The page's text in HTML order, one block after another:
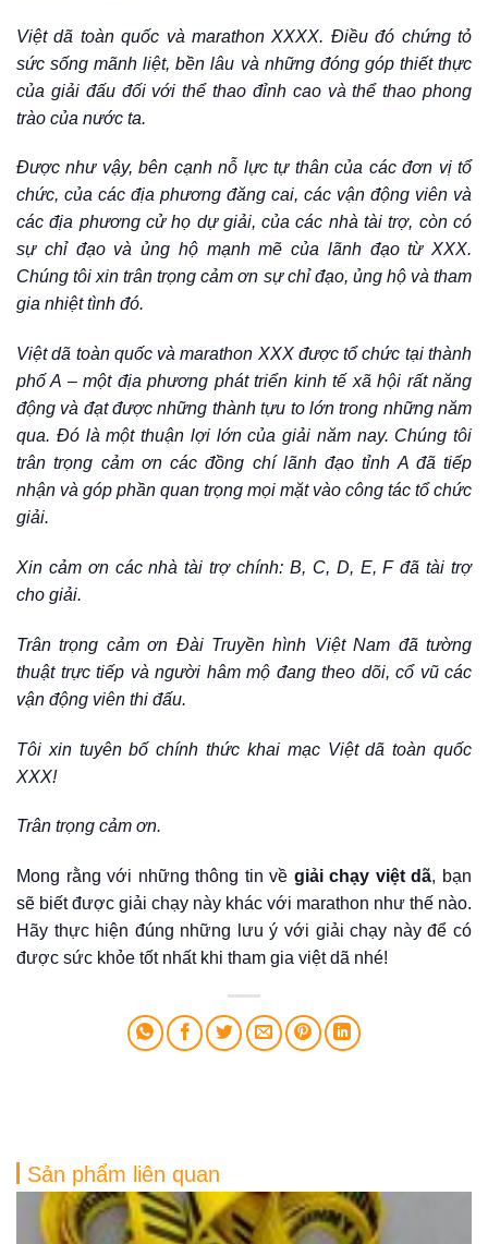
Việt dã toàn quốc và marathon XXXX. Điều đó chứng tỏ
sức sống mãnh liệt, bền lâu và những đóng góp thiết thực
của giải đấu đối với thể thao đỉnh cao và thể thao phong
trào của nước ta.
Được như vậy, bên cạnh nỗ lực tự thân của các đơn vị tổ
chức, của các địa phương đăng cai, các vận động viên và
các địa phương cử họ dự giải, của các nhà tài trợ, còn có
sự chỉ đạo và ủng hộ mạnh mẽ của lãnh đạo từ XXX.
Chúng tôi xin trân trọng cảm ơn sự chỉ đạo, ủng hộ và tham
gia nhiệt tình đó.
Việt dã toàn quốc và marathon XXX được tổ chức tại thành
phố A – một địa phương phát triển kinh tế xã hội rất năng
động và đạt được những thành tựu to lớn trong những năm
qua. Đó là một thuận lợi lớn của giải năm nay. Chúng tôi
trân trọng cảm ơn các đồng chí lãnh đạo tỉnh A đã tiếp
nhận và góp phần quan trọng mọi mặt vào công tác tổ chức
giải.
Xin cảm ơn các nhà tài trợ chính: B, C, D, E, F đã tài trợ
cho giải.
Trân trọng cảm ơn Đài Truyền hình Việt Nam đã tường
thuật trực tiếp và người hâm mộ đang theo dõi, cổ vũ các
vận động viên thi đấu.
Tôi xin tuyên bố chính thức khai mạc Việt dã toàn quốc
XXX!
Trân trọng cảm ơn.
Mong rằng với những thông tin về giải chạy việt dã, bạn
sẽ biết được giải chạy này khác với marathon như thế nào.
Hãy thực hiện đúng những lưu ý với giải chạy này để có
được sức khỏe tốt nhất khi tham gia việt dã nhé!
Sản phẩm liên quan